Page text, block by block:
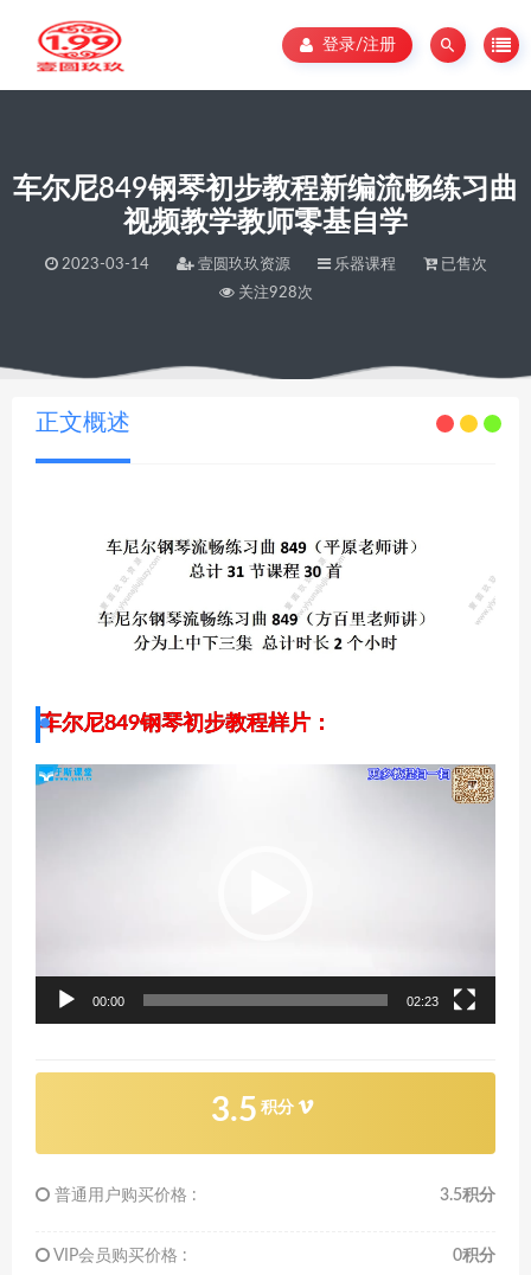
登录/注册
车尔尼849钢琴初步教程新编流畅练习曲
视频教学教师零基自学
2023-03-14 壹圆玖玖资源 乐器课程
已售次
关注928次
当前位置： 壹圆玖玖资源 >车尔尼849钢琴初步教程新编流畅练习曲视频教学教师零基自学
正文概述
车尔尼849钢琴初步教程样片：
视
00:00 02:23
3.5 积分
普通用户购买价格 : 3.5积分
VIP会员购买价格 : 0积分